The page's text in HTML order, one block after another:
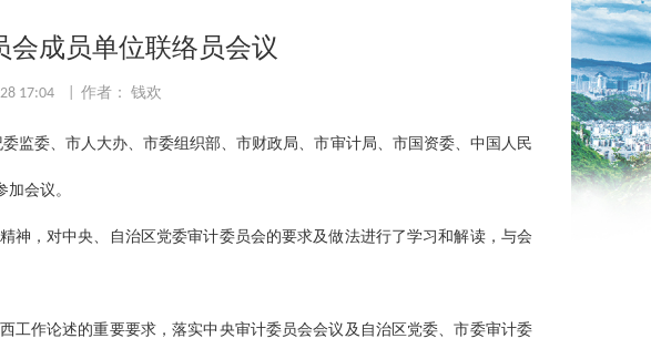
会成员单位联络员会议
17:04 | 作者： 钱欢
监委、市人大办、市委组织部、市财政局、市审计局、市国资委、中国人民
会议。
，对中央、自治区党委审计委员会的要求及做法进行了学习和解读，与会
工作论述的重要要求，落实中央审计委员会会议及自治区党委、市委审计委